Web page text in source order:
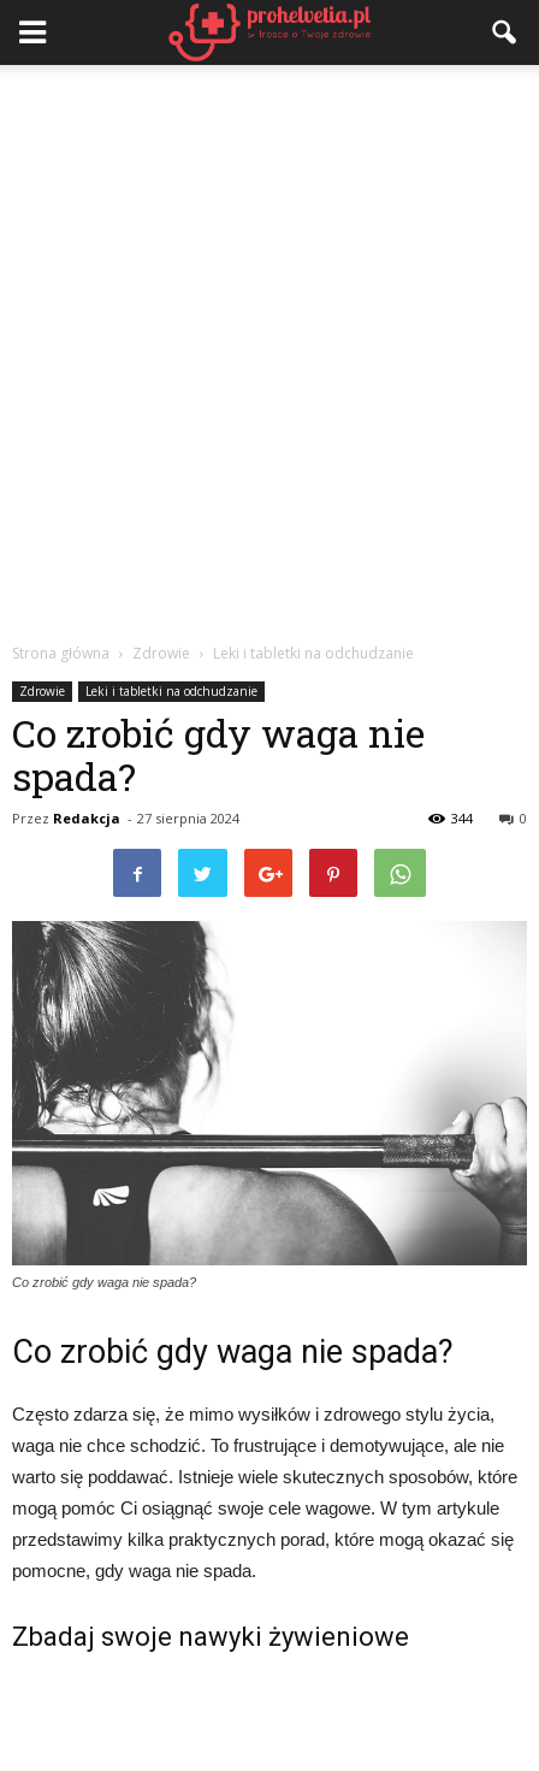
Strona główna Zdrowie Leki i tabletki na odchudzanie
Zdrowie Leki i tabletki na odchudzanie
Co zrobić gdy waga nie
spada?
Przez Redakcja - 27 sierpnia 2024 0
344
Co zrobić gdy waga nie spada?
Co zrobić gdy waga nie spada?
Często zdarza się, że mimo wysiłków i zdrowego stylu życia,
waga nie chce schodzić. To frustrujące i demotywujące, ale nie
warto się poddawać. Istnieje wiele skutecznych sposobów, które
mogą pomóc Ci osiągnąć swoje cele wagowe. W tym artykule
przedstawimy kilka praktycznych porad, które mogą okazać się
pomocne, gdy waga nie spada.
Zbadaj swoje nawyki żywieniowe